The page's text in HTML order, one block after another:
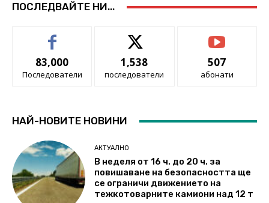
ПОСЛЕДВАЙТЕ НИ...
83,000
Последователи
1,538
последователи
507
абонати
НАЙ-НОВИТЕ НОВИНИ
АКТУАЛНО
В неделя от 16 ч. до 20 ч. за
повишаване на безопасността ще
се ограничи движението на
тежкотоварните камиони над 12 т